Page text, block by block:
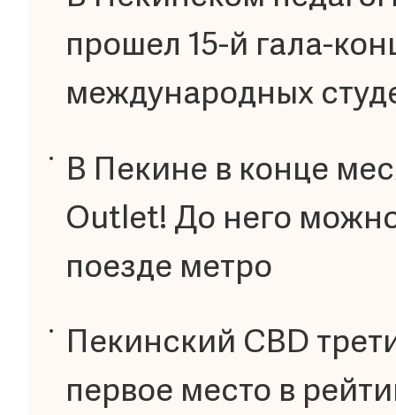
прошел 15-й гала-
международных
В Пекине в конце
Outlet! До него
поезде метро
Пекинский CBD
первое место в